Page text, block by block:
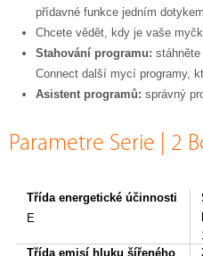
přídavné funkce jedním
Chcete vědět, kdy je vaše
Stahování programu:
Connect další mycí programy,
Asistent programů: správný
Parametre Serie | 2
Třída energetické účinnosti
E
Třída emisí hluku šířeného